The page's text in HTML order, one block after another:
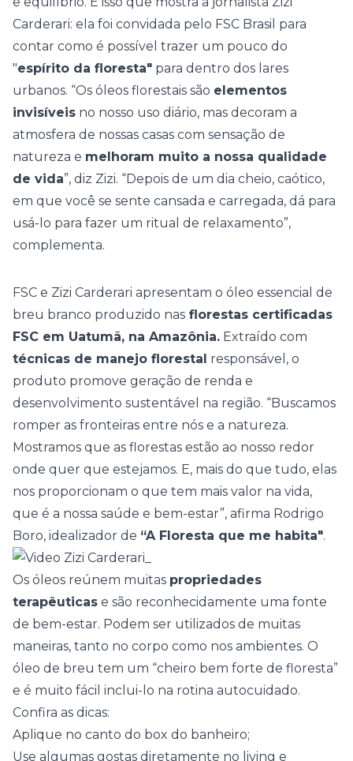
Carderari: ela foi convidada pelo FSC Brasil para
contar como é possível trazer um pouco do
"espírito da floresta" para dentro dos lares
urbanos. “Os óleos florestais são elementos
invisíveis no nosso uso diário, mas decoram a
atmosfera de nossas casas com sensação de
natureza e melhoram muito a nossa qualidade
de vida”, diz Zizi. “Depois de um dia cheio, caótico,
em que você se sente cansada e carregada, dá para
usá-lo para fazer um ritual de relaxamento”,
complementa.
FSC e Zizi Carderari apresentam o óleo essencial de
breu branco produzido nas florestas certificadas
FSC em Uatumã, na Amazônia. Extraído com
técnicas de manejo florestal responsável, o
produto promove geração de renda e
desenvolvimento sustentável na região. “Buscamos
romper as fronteiras entre nós e a natureza.
Mostramos que as florestas estão ao nosso redor
onde quer que estejamos. E, mais do que tudo, elas
nos proporcionam o que tem mais valor na vida,
que é a nossa saúde e bem-estar”, afirma Rodrigo
Boro, idealizador de “A Floresta que me habita".
Os óleos reúnem muitas propriedades
terapêuticas e são reconhecidamente uma fonte
de bem-estar. Podem ser utilizados de muitas
maneiras, tanto no corpo como nos ambientes. O
óleo de breu tem um “cheiro bem forte de floresta”
e é muito fácil inclui-lo na rotina autocuidado.
Confira as dicas:
Aplique no canto do box do banheiro;
Use algumas gostas diretamente no living e